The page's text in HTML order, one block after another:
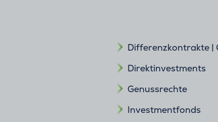
Differenzkontrakte |
Direktinvestments
Genussrechte
Investmentfonds